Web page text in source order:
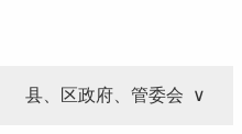
县、区政府、管委会